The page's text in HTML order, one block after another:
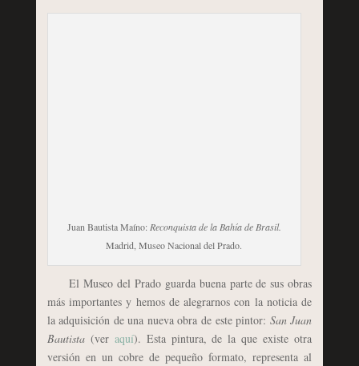
Juan Bautista Maíno: Reconquista de la Bahía de Brasil.
Madrid, Museo Nacional del Prado.
El Museo del Prado guarda buena parte de sus obras
más importantes y hemos de alegrarnos con la noticia de
la adquisición de una nueva obra de este pintor: San Juan
Bautista(ver aquí). Esta pintura, de la que existe otra
versión en un cobre de pequeño formato, representa al